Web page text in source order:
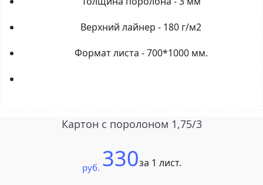
Верхний лайнер - 180 г/м2
Формат листа - 700*1000 мм.
Картон с поролоном 1,75/3
руб. 330за 1 лист.